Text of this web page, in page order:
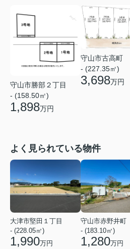
守山市勝部２丁目
- (158.50㎡)
1,898万円
守山市古高町
- (227.35㎡)
3,698万円
よく見られている物件
大津市堅田１丁目
- (228.05㎡)
1,990万円
守山市赤野井町
- (183.10㎡)
1,280万円